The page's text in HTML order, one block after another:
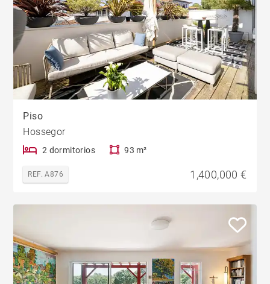
Piso
Hossegor
2 dormitorios 93 m²
REF. A876 1,400,000 €